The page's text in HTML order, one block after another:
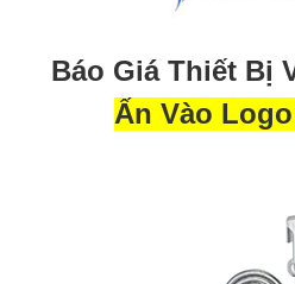
Báo Giá Thiết Bị
Ấn Vào